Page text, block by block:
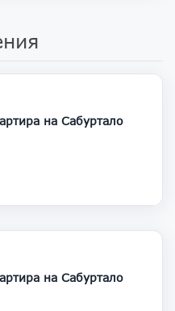
186 000
3 комнатная Квартира на Сабуртало
146 000
3 комнатная Квартира на Сабуртало